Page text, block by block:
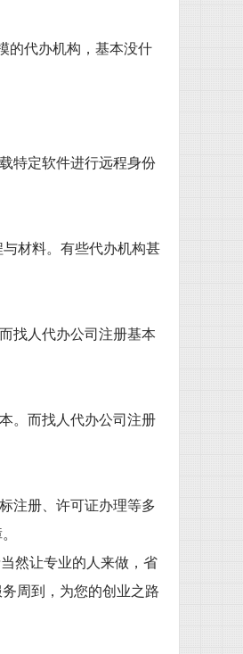
的代办机构，基本没什
特定软件进行远程身份
材料。有些代办机构甚
找人代办公司注册基本
。而找人代办公司注册
注册、许可证办理等多
然让专业的人来做，省
周到，为您的创业之路